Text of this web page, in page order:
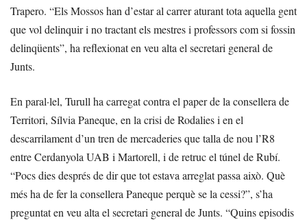
Trapero. “Els Mossos han d’estar al carrer aturant tota aquella gent
que vol delinquir i no tractant els mestres i professors com si fossin
delinqüents”, ha reflexionat en veu alta el secretari general de
Junts.
En paral·lel, Turull ha carregat contra el paper de la consellera de
Territori, Sílvia Paneque, en la crisi de Rodalies i en el
descarrilament d’un tren de mercaderies que talla de nou l’R8
entre Cerdanyola UAB i Martorell, i de retruc el túnel de Rubí.
“Pocs dies després de dir que tot estava arreglat passa això. Què
més ha de fer la consellera Paneque perquè se la cessi?”, s’ha
preguntat en veu alta el secretari general de Junts. “Quins episodis